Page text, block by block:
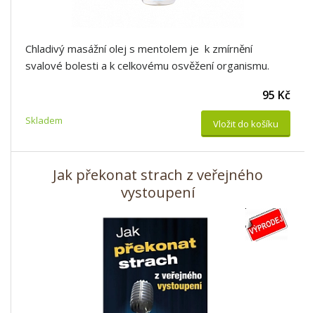
Chladivý masážní olej s mentolem je k zmírnění
svalové bolesti a k celkovému osvěžení organismu.
Skladem
95 Kč
Vložit do košíku
Jak překonat strach z veřejného
vystoupení